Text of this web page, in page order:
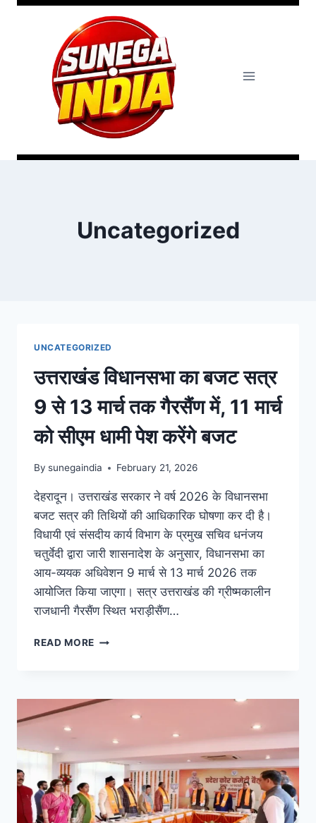
Uncategorized
UNCATEGORIZED
उत्तराखंड विधानसभा का बजट सत्र
9 से 13 मार्च तक गैरसैंण में, 11 मार्च
को सीएम धामी पेश करेंगे बजट
By sunegaindia February 21, 2026
देहरादून। उत्तराखंड सरकार ने वर्ष 2026 के विधानसभा
बजट सत्र की तिथियों की आधिकारिक घोषणा कर दी है।
विधायी एवं संसदीय कार्य विभाग के प्रमुख सचिव धनंजय
चतुर्वेदी द्वारा जारी शासनादेश के अनुसार, विधानसभा का
आय-व्ययक अधिवेशन 9 मार्च से 13 मार्च 2026 तक
आयोजित किया जाएगा। सत्र उत्तराखंड की ग्रीष्मकालीन
राजधानी गैरसैंण स्थित भराड़ीसैंण…
READ MORE